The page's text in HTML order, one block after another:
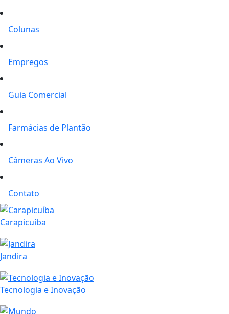
Colunas
Empregos
Guia Comercial
Farmácias de Plantão
Câmeras Ao Vivo
Contato
Carapicuíba
Jandira
Tecnologia e Inovação